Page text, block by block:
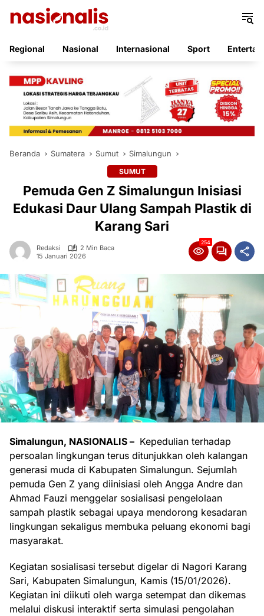
Regional
Nasional Internasional Sport
Beranda Sumatera Sumut Simalungun
SUMUT
Pemuda Gen Z Simalungun Inisiasi
Edukasi Daur Ulang Sampah Plastik di
Karang Sari
Redaksi
2 Min Baca
15 Januari 2026
254
Simalungun, NASIONALIS – Kepedulian terhadap
persoalan lingkungan terus ditunjukkan oleh kalangan
generasi muda di Kabupaten Simalungun. Sejumlah
pemuda Gen Z yang diinisiasi oleh Angga Andre dan
Ahmad Fauzi menggelar sosialisasi pengelolaan
sampah plastik sebagai upaya mendorong kesadaran
lingkungan sekaligus membuka peluang ekonomi bagi
masyarakat.
Kegiatan sosialisasi tersebut digelar di Nagori Karang
Sari, Kabupaten Simalungun, Kamis (15/01/2026).
Kegiatan ini diikuti oleh warga setempat dan dikemas
melalui diskusi interaktif serta simulasi pengolahan